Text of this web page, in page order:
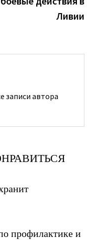
Ливии
записи автора
профилактике и